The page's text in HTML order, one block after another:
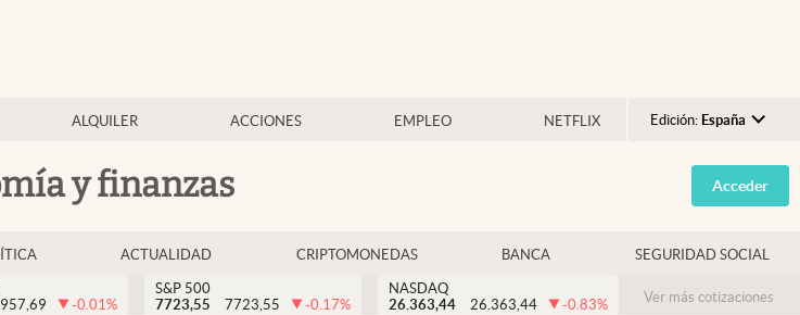
ALQUILER ACCIONES EMPLEO NETFLIX Edición: España
Argentina
España
USA
Colombia
y finanzas Acceder
ACTUALIDAD CRIPTOMONEDAS BANCA SEGURIDAD SOCIAL
-0.01%
S&P 500
7723,55
7723,55 -0.17%
NASDAQ
26.363,44
26.363,44 -0.83% Ver más cotizaciones